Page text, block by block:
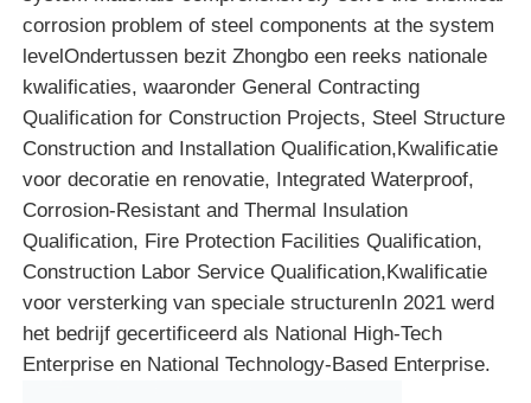
corrosion problem of steel components at the system
levelOndertussen bezit Zhongbo een reeks nationale
kwalificaties, waaronder General Contracting
Qualification for Construction Projects, Steel Structure
Construction and Installation Qualification,Kwalificatie
voor decoratie en renovatie, Integrated Waterproof,
Corrosion-Resistant and Thermal Insulation
Qualification, Fire Protection Facilities Qualification,
Construction Labor Service Qualification,Kwalificatie
voor versterking van speciale structurenIn 2021 werd
het bedrijf gecertificeerd als National High-Tech
Enterprise en National Technology-Based Enterprise.